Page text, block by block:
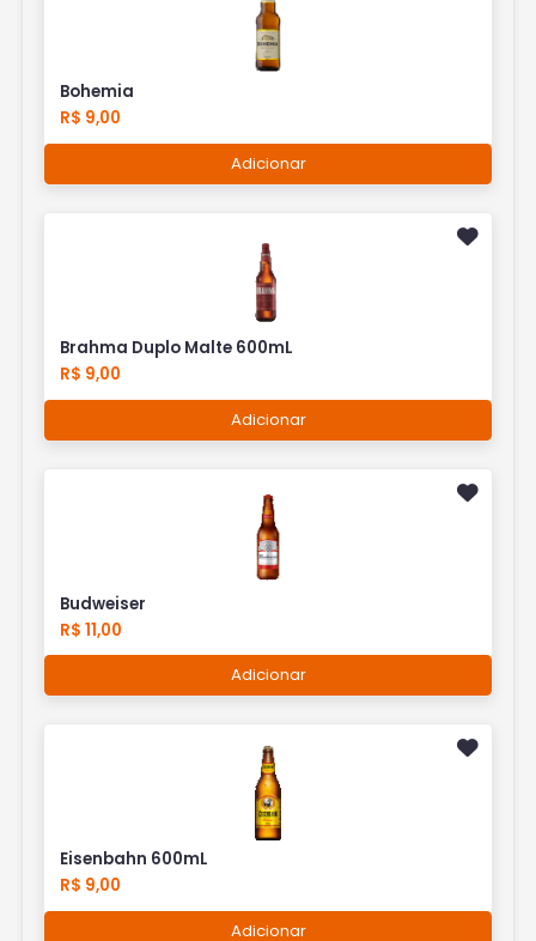
Bohemia
R$ 9,00
Adicionar
Brahma Duplo Malte 600mL
R$ 9,00
Adicionar
Budweiser
R$ 11,00
Adicionar
Eisenbahn 600mL
R$ 9,00
Adicionar